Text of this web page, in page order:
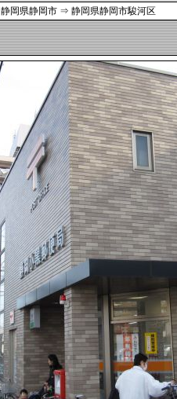
静岡県静岡市 ⇒ 静岡県静岡市駿河区